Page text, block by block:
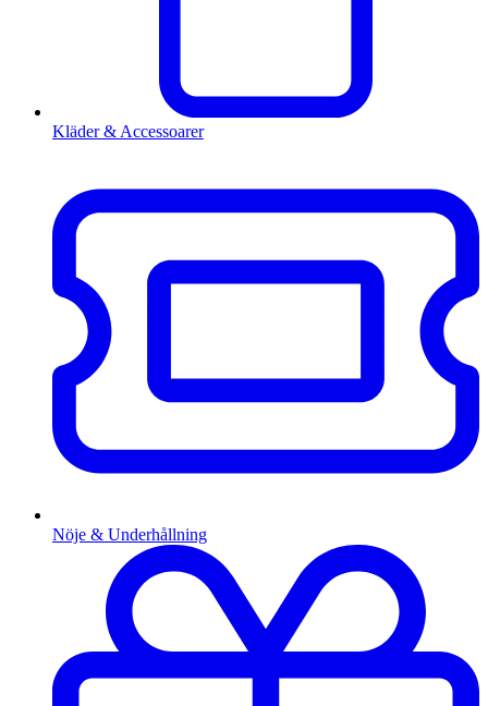
Kläder & Accessoarer
Nöje & Underhållning